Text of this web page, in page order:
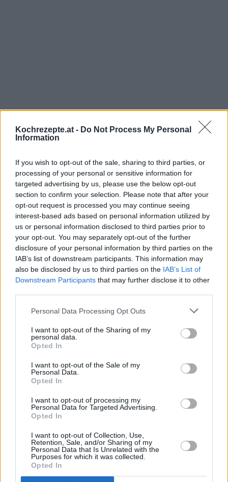
Kochrezepte.at - Do Not Process My Personal
Information
If you wish to opt-out of the sale, sharing to third parties, or
processing of your personal or sensitive information for
targeted advertising by us, please use the below opt-out
section to confirm your selection. Please note that after your
opt-out request is processed you may continue seeing
interest-based ads based on personal information utilized by
us or personal information disclosed to third parties prior to
your opt-out. You may separately opt-out of the further
disclosure of your personal information by third parties on the
IAB’s list of downstream participants. This information may
also be disclosed by us to third parties on the IAB’s List of
Downstream Participants that may further disclose it to other
Personal Data Processing Opt Outs
I want to opt-out of the Sharing of my
personal data.
Opted In
I want to opt-out of the Sale of my
Personal Data.
Opted In
I want to opt-out of processing my
Personal Data for Targeted Advertising.
Opted In
I want to opt-out of Collection, Use,
Retention, Sale, and/or Sharing of my
Personal Data that Is Unrelated with the
Purposes for which it was collected.
Opted In
Interessante Rezeptsammlungen
Nachspeisen Rezepte
Rezepte
Ähnliche Rezepte
Marillenlikör
Leicht